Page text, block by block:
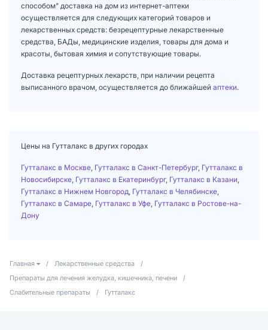
способом" доставка на дом из интернет-аптеки
осуществляется для следующих категорий товаров и
лекарственных средств: безрецептурные лекарственные
средства, БАДы, медицинские изделия, товары для дома и
красоты, бытовая химия и сопутствующие товары.
Доставка рецептурных лекарств, при наличии рецепта
выписанного врачом, осуществляется до ближайшей аптеки.
Цены на Гутталакс в других городах
Гутталакс в Москве Гутталакс в Санкт-Петербург, Гутталакс в
Новосибирске Гутталакс в Екатеринбург, Гутталакс в Казани
Гутталакс в Нижнем Новгород Гутталакс в Челябинске
Гутталакс в Самаре Гутталакс в Уфе Гутталакс в Ростове-на-
Дону
Главная / Лекарственные средства
/
Препараты для лечения желудка, кишечника, печени
/
Слабительные препараты
/ Гутталакс